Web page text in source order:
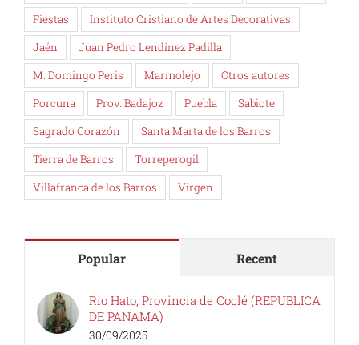
Fiestas
Instituto Cristiano de Artes Decorativas
Jaén
Juan Pedro Lendínez Padilla
M. Domingo Peris
Marmolejo
Otros autores
Porcuna
Prov. Badajoz Puebla
Sabiote
Sagrado Corazón
Santa Marta de los Barros
Tierra de Barros
Torreperogil
Villafranca de los Barros
Virgen
Popular Recent
Rio Hato, Provincia de Coclé (REPUBLICA
DE PANAMA)
30/09/2025